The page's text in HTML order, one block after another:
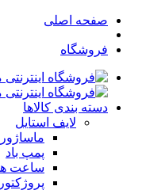
صفحه اصلی
فروشگاه
دسته بندی کالاها
لایف استایل
ماساژور
پمپ باد
ساعت
پروژکتور